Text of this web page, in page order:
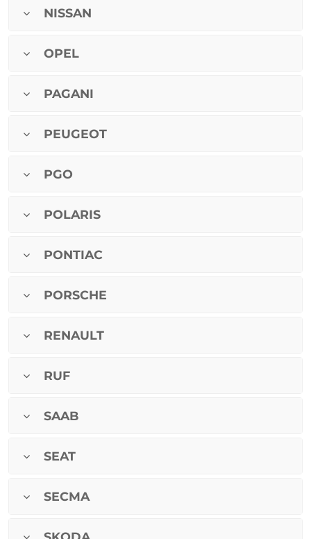
NISSAN
OPEL
PAGANI
PEUGEOT
PGO
POLARIS
PONTIAC
PORSCHE
RENAULT
RUF
SAAB
SEAT
SECMA